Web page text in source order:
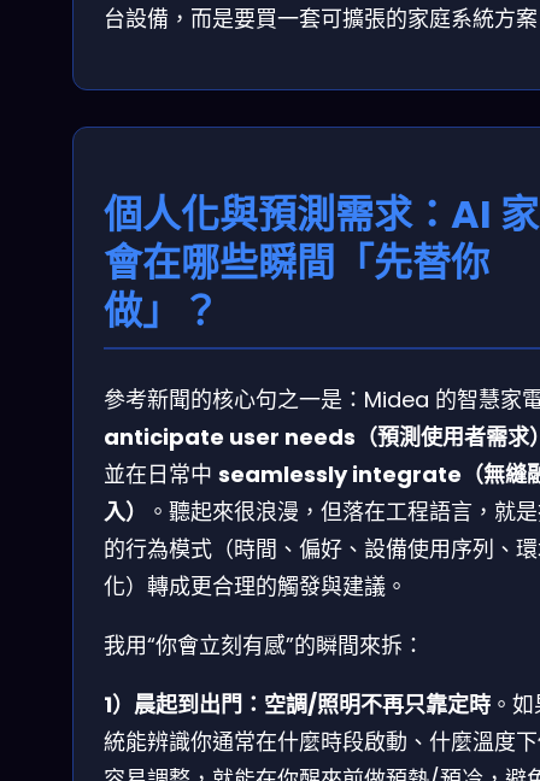
台設備，而是要買一套可擴張的家庭系統方
個人化與預測需求：AI
會在哪些瞬間「先替你
做」？
參考新聞的核心句之一是：Midea 的智慧家
anticipate user needs（預測使用者需求
並在日常中 seamlessly integrate（無縫
入）
。聽起來很浪漫，但落在工程語言，就
的行為模式（時間、偏好、設備使用序列、
化）轉成更合理的觸發與建議。
我用“你會立刻有感”的瞬間來拆：
1）晨起到出門：空調/照明不再只靠定時 。
統能辨識你通常在什麼時段啟動、什麼溫度